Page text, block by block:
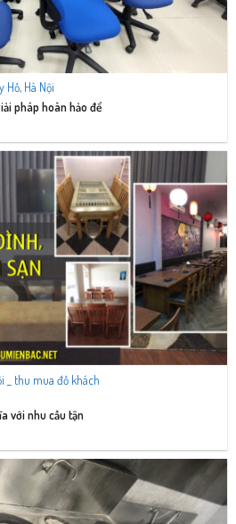
Hồ, Hà Nội
pháp hoàn hảo để
_ thu mua đồ khách
với nhu cầu tận